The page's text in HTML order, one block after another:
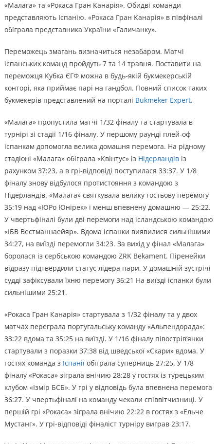
«Малага» та «Рокаса Гран Канарія». Обидві команди
представляють Іспанію. «Рокаса Гран Канарія» в півфіналі
обіграла представника України «Галичанку».
Переможець змагань визначиться незабаром. Матчі
іспанських команд пройдуть 7 та 14 травня. Поставити на
переможця Кубка ЄГФ можна в будь-якій букмекерській
конторі, яка приймає парі на гандбол. Повний список таких
букмекерів представлений на порталі Bukmeker Expert.
«Малага» пропустила матчі 1/32 фіналу та стартувала в
турнірі зі стадії 1/16 фіналу. У першому раунді плей-оф
іспанкам допомогла велика домашня перемога. На рідному
стадіоні «Малага» обіграла «Квінтус» із Нідерландівіз
рахунком 37:23, а в грі-відповіді поступилася 33:37. У 1/8
фіналу знову відбулося протистояння з командою з
Нідерландів. «Малага» святкувала велику гостьову перемогу
35:19 над «ЮРо Юнірек» і менш впевнену домашню — 25:22.
У чвертьфіналі були дві перемоги над ісландською командою
«ІБВ Вестманнаейяр». Вдома іспанки виявилися сильнішими
34:27, на виїзді перемогли 34:23. За вихід у фінал «Малага»
боролася із сербською командою ZRK Bekament. Піренейки
відразу підтвердили статус лідера пари. У домашній зустрічі
судді зафіксували їхню перемогу 36:21 На виїзді іспанки були
сильнішими 25:21.
«Рокаса Гран Канарія» стартувала з 1/32 фіналу та у двох
матчах переграла португальську команду «Альпендорада»:
33:22 вдома та 35:25 на виїзді. У 1/16 фіналу півострів’янки
стартували з поразки 37:38 від шведської «Скари» вдома. У
гостях команда з Іспаніїобіграла суперниць 27:25. У 1/8
фіналу «Рокаса» зіграла внічию 28:28 у гостях із турецьким
клубом «Ізмір БСБ». У грі у відповідь була впевнена перемога
36:27. У чвертьфіналі на команду чекали співвітчизниці. У
першій грі «Рокаса» зіграла внічию 22:22 в гостях з «Ельче
Мустанг». У грі-відповіді фіналіст турніру виграв 23:17.